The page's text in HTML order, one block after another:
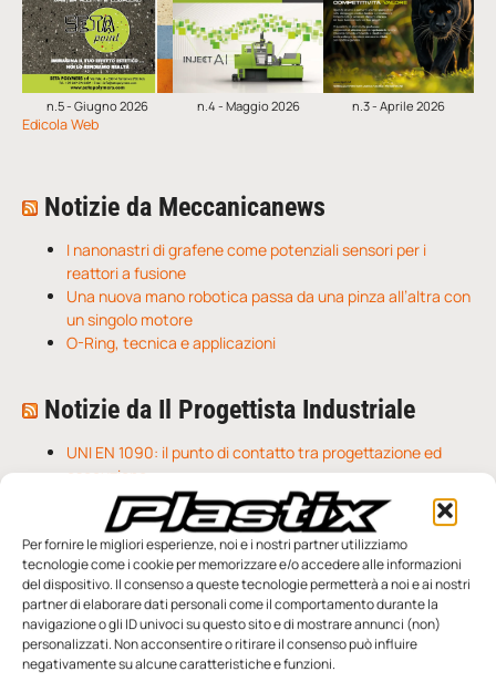
Per fornire le migliori esperienze, noi e i nostri partner utilizziamo
tecnologie come i cookie per memorizzare e/o accedere alle informazioni
del dispositivo. Il consenso a queste tecnologie permetterà a noi e ai nostri
partner di elaborare dati personali come il comportamento durante la
navigazione o gli ID univoci su questo sito e di mostrare annunci (non)
personalizzati. Non acconsentire o ritirare il consenso può influire
negativamente su alcune caratteristiche e funzioni.
n.5 - Giugno 2026 n.4 - Maggio 2026 n.3 - Aprile 2026
Edicola Web
Notizie da Meccanicanews
I nanonastri di grafene come potenziali sensori per i
reattori a fusione
Una nuova mano robotica passa da una pinza all’altra con
un singolo motore
O-Ring, tecnica e applicazioni
Notizie da Il Progettista Industriale
UNI EN 1090: il punto di contatto tra progettazione ed
esecuzione
Techne Srl | Maschere di fissaggio: il brevetto che
rivoluziona il mondo della metrologia
Prima guida a rulli senza lubrificazione: drylin C per
regolazioni fluide